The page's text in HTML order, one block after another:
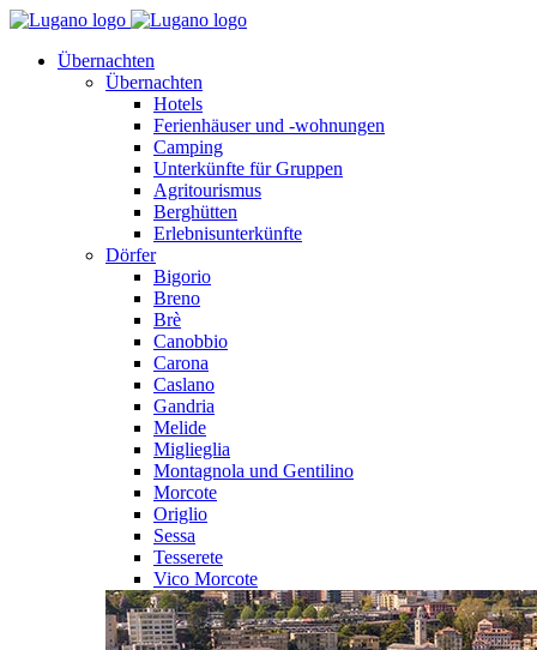
Übernachten
Übernachten
Hotels
Ferienhäuser und -wohnungen
Camping
Unterkünfte für Gruppen
Agritourismus
Berghütten
Erlebnisunterkünfte
Dörfer
Bigorio
Breno
Brè
Canobbio
Carona
Caslano
Gandria
Melide
Miglieglia
Montagnola und Gentilino
Morcote
Origlio
Sessa
Tesserete
Vico Morcote